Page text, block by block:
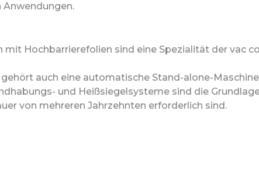
Anwendungen.
Hochbarrierefolien sind eine Spezialität der vac
auch eine automatische Stand-alone-
und Heißsiegelsysteme sind die
von mehreren Jahrzehnten erforderlich sind.